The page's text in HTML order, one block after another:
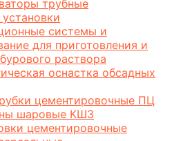
трубные
системы и
для приготовления и
раствора
оснастка обсадных
цементировочные ПЦ
шаровые КШЗ
цементировочные